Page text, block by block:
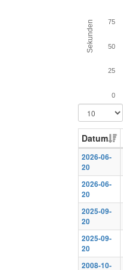
Sekunden
0
25
50
75
Datum
2026-06-
20
2026-06-
20
2025-09-
20
2025-09-
20
2008-10-